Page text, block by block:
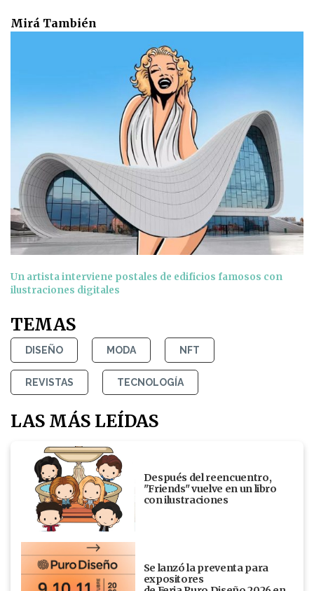
Mirá También
Un artista interviene postales de edificios famosos con
ilustraciones digitales
TEMAS
DISEÑO MODA NFT
REVISTAS TECNOLOGÍA
LAS MÁS LEÍDAS
Después del reencuentro,
"Friends" vuelve en un libro
con ilustraciones
Se lanzó la preventa para
expositores